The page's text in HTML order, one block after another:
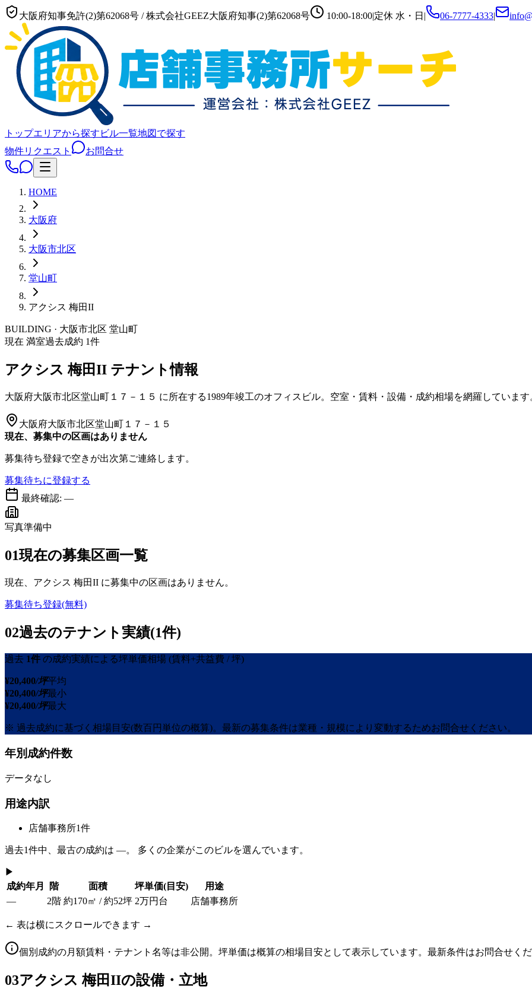
大阪府知事免許(2)第62068号 /株式会社GEEZ大阪府知事(2)第62068号 10:00-18:00|定休 水・日 | 06-7777-4333|
トップエリアから探す ビル一覧地図で探す
物件リクエスト
お問合せ
HOME
大阪府
大阪市北区
堂山町
アクシス 梅田II
BUILDING · 大阪市北区 堂山町
現在 満室過去成約 1件
アクシス 梅田II テナント情報
大阪府大阪市北区堂山町１７－１５ に所在する1989年竣工のオフィスビル。空室・賃料・設備・成約相場を網羅しています
大阪府大阪市北区堂山町１７－１５
現在、募集中の区画はありません
募集待ち登録で空きが出次第ご連絡します。
募集待ちに登録する
最終確認: —
写真準備中
01現在の募集区画一覧
現在、 アクシス 梅田II に募集中の区画はありません。
募集待ち登録(無料)
02過去のテナント実績(1件)
過去 1件 の成約実績による坪単価相場 (賃料+共益費 / 坪)
¥20,400/坪平均
¥20,400/坪最小
¥20,400/坪最大
※ 過去成約に基づく相場目安(数百円単位の概算)。最新の募集条件は業種・規模により変動するためお問合せください。
年別成約件数
データなし
用途内訳
店舗事務所1件
過去1件中、最古の成約は —。 多くの企業がこのビルを選んでいます。
▶
成約年月
階 面積 坪単価(目安)
用途
—
2階 約170㎡ / 約52坪 2万円台 店舗事務所
← 表は横にスクロールできます →
個別成約の月額賃料・テナント名等は非公開。坪単価は概算の相場目安として表示しています。最新条件はお問合せく
03アクシス 梅田IIの設備・立地